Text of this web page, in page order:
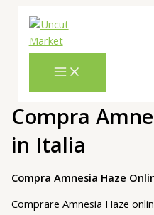
content
Compra
in Italia
Compra Amnesia Haze
Comprare Amnesia Haze
Total: